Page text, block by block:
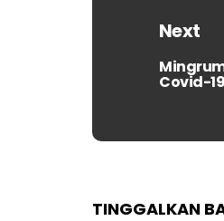
Next
Next
post:
Covid-19
TINGGALKAN